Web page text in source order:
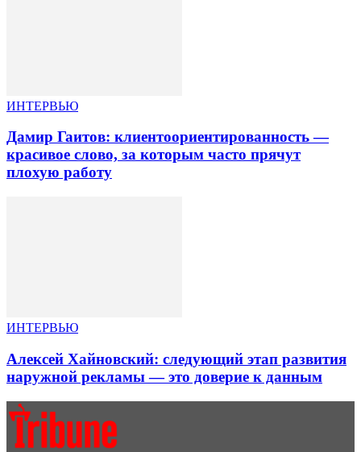
ИНТЕРВЬЮ
Дамир Гаитов: клиентоориентированность —
красивое слово, за которым часто прячут
плохую работу
ИНТЕРВЬЮ
Алексей Хайновский: следующий этап развития
наружной рекламы — это доверие к данным